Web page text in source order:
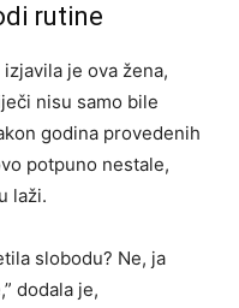
rutine
je ova žena,
nisu samo bile
godina provedenih
potpuno nestale,
laži.
slobodu? Ne, ja
dodala je,